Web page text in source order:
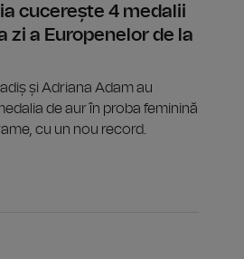
cucerește 4 medalii
zi a Europenelor de la
și Adriana Adam au
de aur în proba feminină
cu un nou record.